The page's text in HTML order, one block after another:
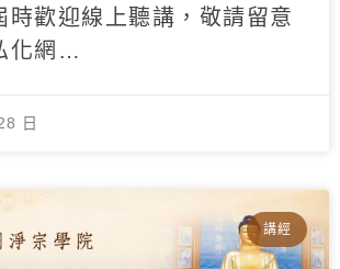
時歡迎線上聽講，敬請留意
化網…
日
講經